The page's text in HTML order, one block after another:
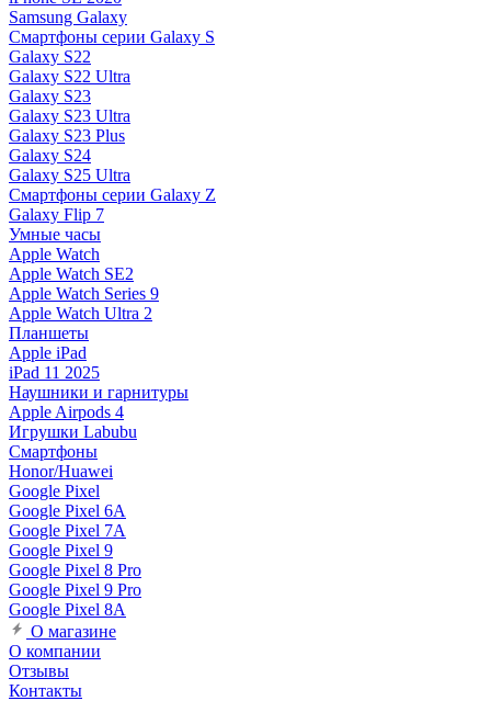
Samsung Galaxy
Смартфоны серии Galaxy S
Galaxy S22
Galaxy S22 Ultra
Galaxy S23
Galaxy S23 Ultra
Galaxy S23 Plus
Galaxy S24
Galaxy S25 Ultra
Смартфоны серии Galaxy Z
Galaxy Flip 7
Умные часы
Apple Watch
Apple Watch SE2
Apple Watch Series 9
Apple Watch Ultra 2
Планшеты
Apple iPad
iPad 11 2025
Наушники и гарнитуры
Apple Airpods 4
Игрушки Labubu
Смартфоны
Honor/Huawei
Google Pixel
Google Pixel 6A
Google Pixel 7А
Google Pixel 9
Google Pixel 8 Pro
Google Pixel 9 Pro
Google Pixel 8A
О магазине
О компании
Отзывы
Контакты